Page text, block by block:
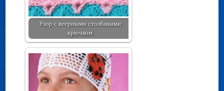
Узор с веерными столбиками
крючком